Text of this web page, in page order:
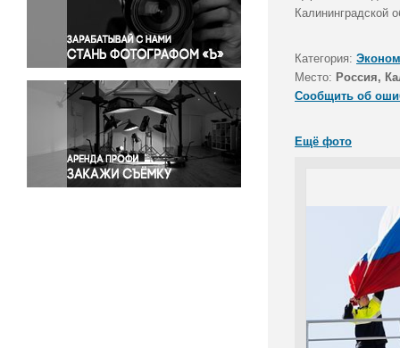
Правосудие
Происшествия и конфликты
Религия
Светская жизнь
Спорт
Экология
Экономика и бизнес
Калининградской
Категория:
Место: Россия,
Сообщить об
Ещё фото